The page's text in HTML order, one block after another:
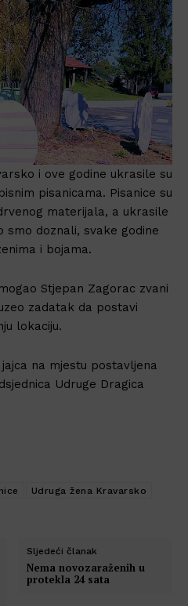
i ove godine ukrasile su
pisanicama. Pisanice su
materijala, a ukrasile
smo doznali, svake godine
i bojama.
Stjepan Zagorac zvani
zadatak da postavi
lokaciju.
na mjestu postavljena
Udruge Dragica
Udruga žena Kravarsko
Sljedeći članak
Nema novozaraženih u
protekla 24 sata